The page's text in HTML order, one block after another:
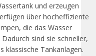
und erzeugen
über hocheffiziente
die das Wasser
sind sie schneller,
klassische Tankanlagen.